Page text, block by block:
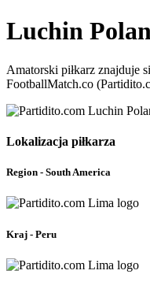
Luchin
Amatorski piłkarz znajduje
FootballMatch.co
Lokalizacja piłkarza
Region - South America
Kraj - Peru